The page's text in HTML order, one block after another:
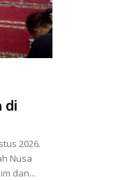
di
2026.
Nusa
dan...